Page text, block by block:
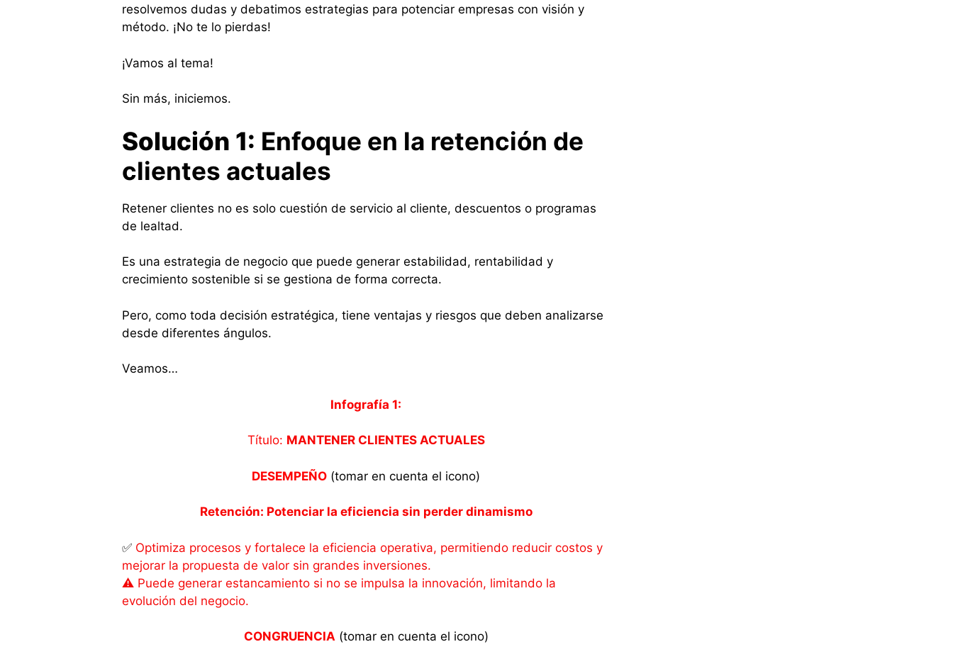
resolvemos dudas y debatimos estrategias para potenciar empresas con visión y
método. ¡No te lo pierdas!
¡Vamos al tema!
Sin más, iniciemos.
Solución 1: Enfoque en la retención de
clientes actuales
Retener clientes no es solo cuestión de servicio al cliente, descuentos o programas
de lealtad.
Es una estrategia de negocio que puede generar estabilidad, rentabilidad y
crecimiento sostenible si se gestiona de forma correcta.
Pero, como toda decisión estratégica, tiene ventajas y riesgos que deben analizarse
desde diferentes ángulos.
Veamos…
Infografía 1:
Título: MANTENER CLIENTES ACTUALES
DESEMPEÑO (tomar en cuenta el icono)
Retención: Potenciar la eficiencia sin perder dinamismo
✅ Optimiza procesos y fortalece la eficiencia operativa, permitiendo reducir costos y
mejorar la propuesta de valor sin grandes inversiones.
⚠️ Puede generar estancamiento si no se impulsa la innovación, limitando la
evolución del negocio.
CONGRUENCIA(tomar en cuenta el icono)